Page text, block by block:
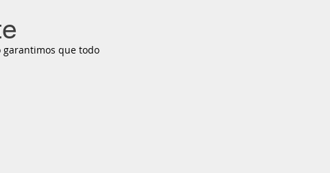
garantimos que todo